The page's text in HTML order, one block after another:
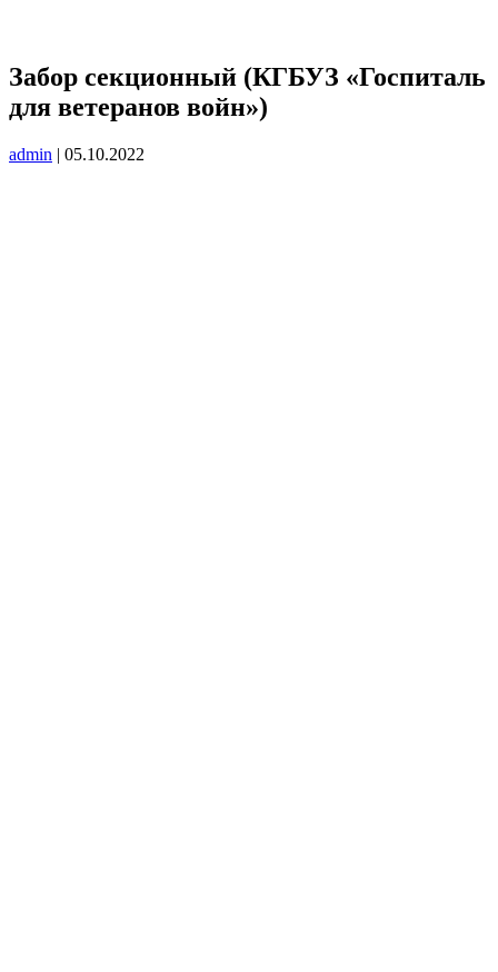
Забор секционный (КГБУЗ «Госпиталь
для ветеранов войн»)
admin | 05.10.2022